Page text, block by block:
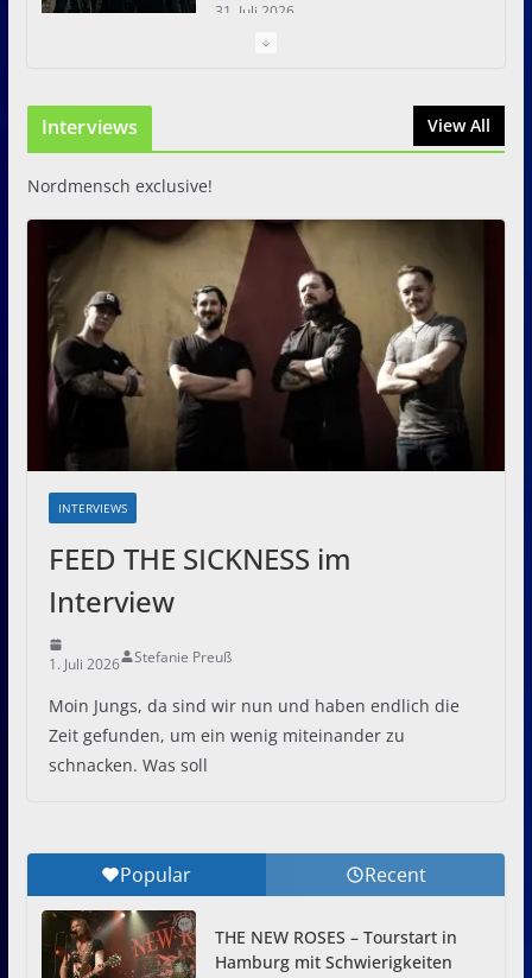
31. Juli 2026
Zwei Tage Rock und Metal in
Interviews View All
Nordmensch exclusive!
INTERVIEWS
FEED THE SICKNESS im
Interview
1. Juli 2026 Stefanie Preuß
Moin Jungs, da sind wir nun und haben endlich die
Zeit gefunden, um ein wenig miteinander zu
schnacken. Was soll
Popular Recent
THE NEW ROSES – Tourstart in
Hamburg mit Schwierigkeiten